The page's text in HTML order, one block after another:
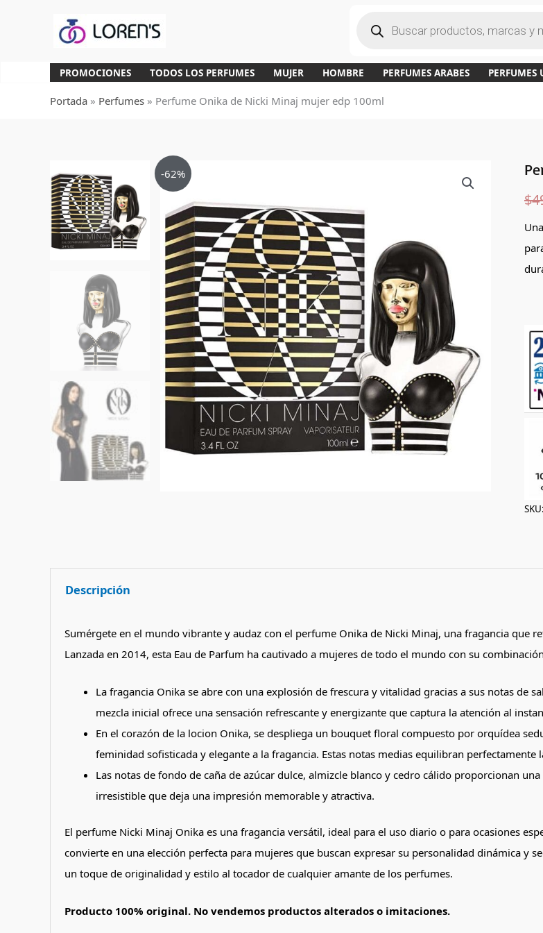
a
d
e
r
o
PROMOCIONES TODOS LOS PERFUMES MUJER HOMBRE PERFUMES ARABES PERFUMES
Portada » Perfumes » Perfume Onika de Nicki Minaj mujer edp 100ml
-62%
$
de
SKU:
Descripción
Sumérgete en el mundo vibrante y audaz con el perfume Onika de Nicki Minaj, una fragancia que
Lanzada en 2014, esta Eau de Parfum ha cautivado a mujeres de todo el mundo con su
La fragancia Onika se abre con una explosión de frescura y vitalidad gracias a sus notas de
mezcla inicial ofrece una sensación refrescante y energizante que captura la atención al
En el corazón de la locion Onika, se despliega un bouquet floral compuesto por orquídea
feminidad sofisticada y elegante a la fragancia. Estas notas medias equilibran
Las notas de fondo de caña de azúcar dulce, almizcle blanco y cedro cálido proporcionan
irresistible que deja una impresión memorable y atractiva.
El perfume Nicki Minaj Onika es una fragancia versátil, ideal para el uso diario o para ocasiones
convierte en una elección perfecta para mujeres que buscan expresar su personalidad dinámica y
un toque de originalidad y estilo al tocador de cualquier amante de los perfumes.
Producto 100% original. No vendemos productos alterados o imitaciones.